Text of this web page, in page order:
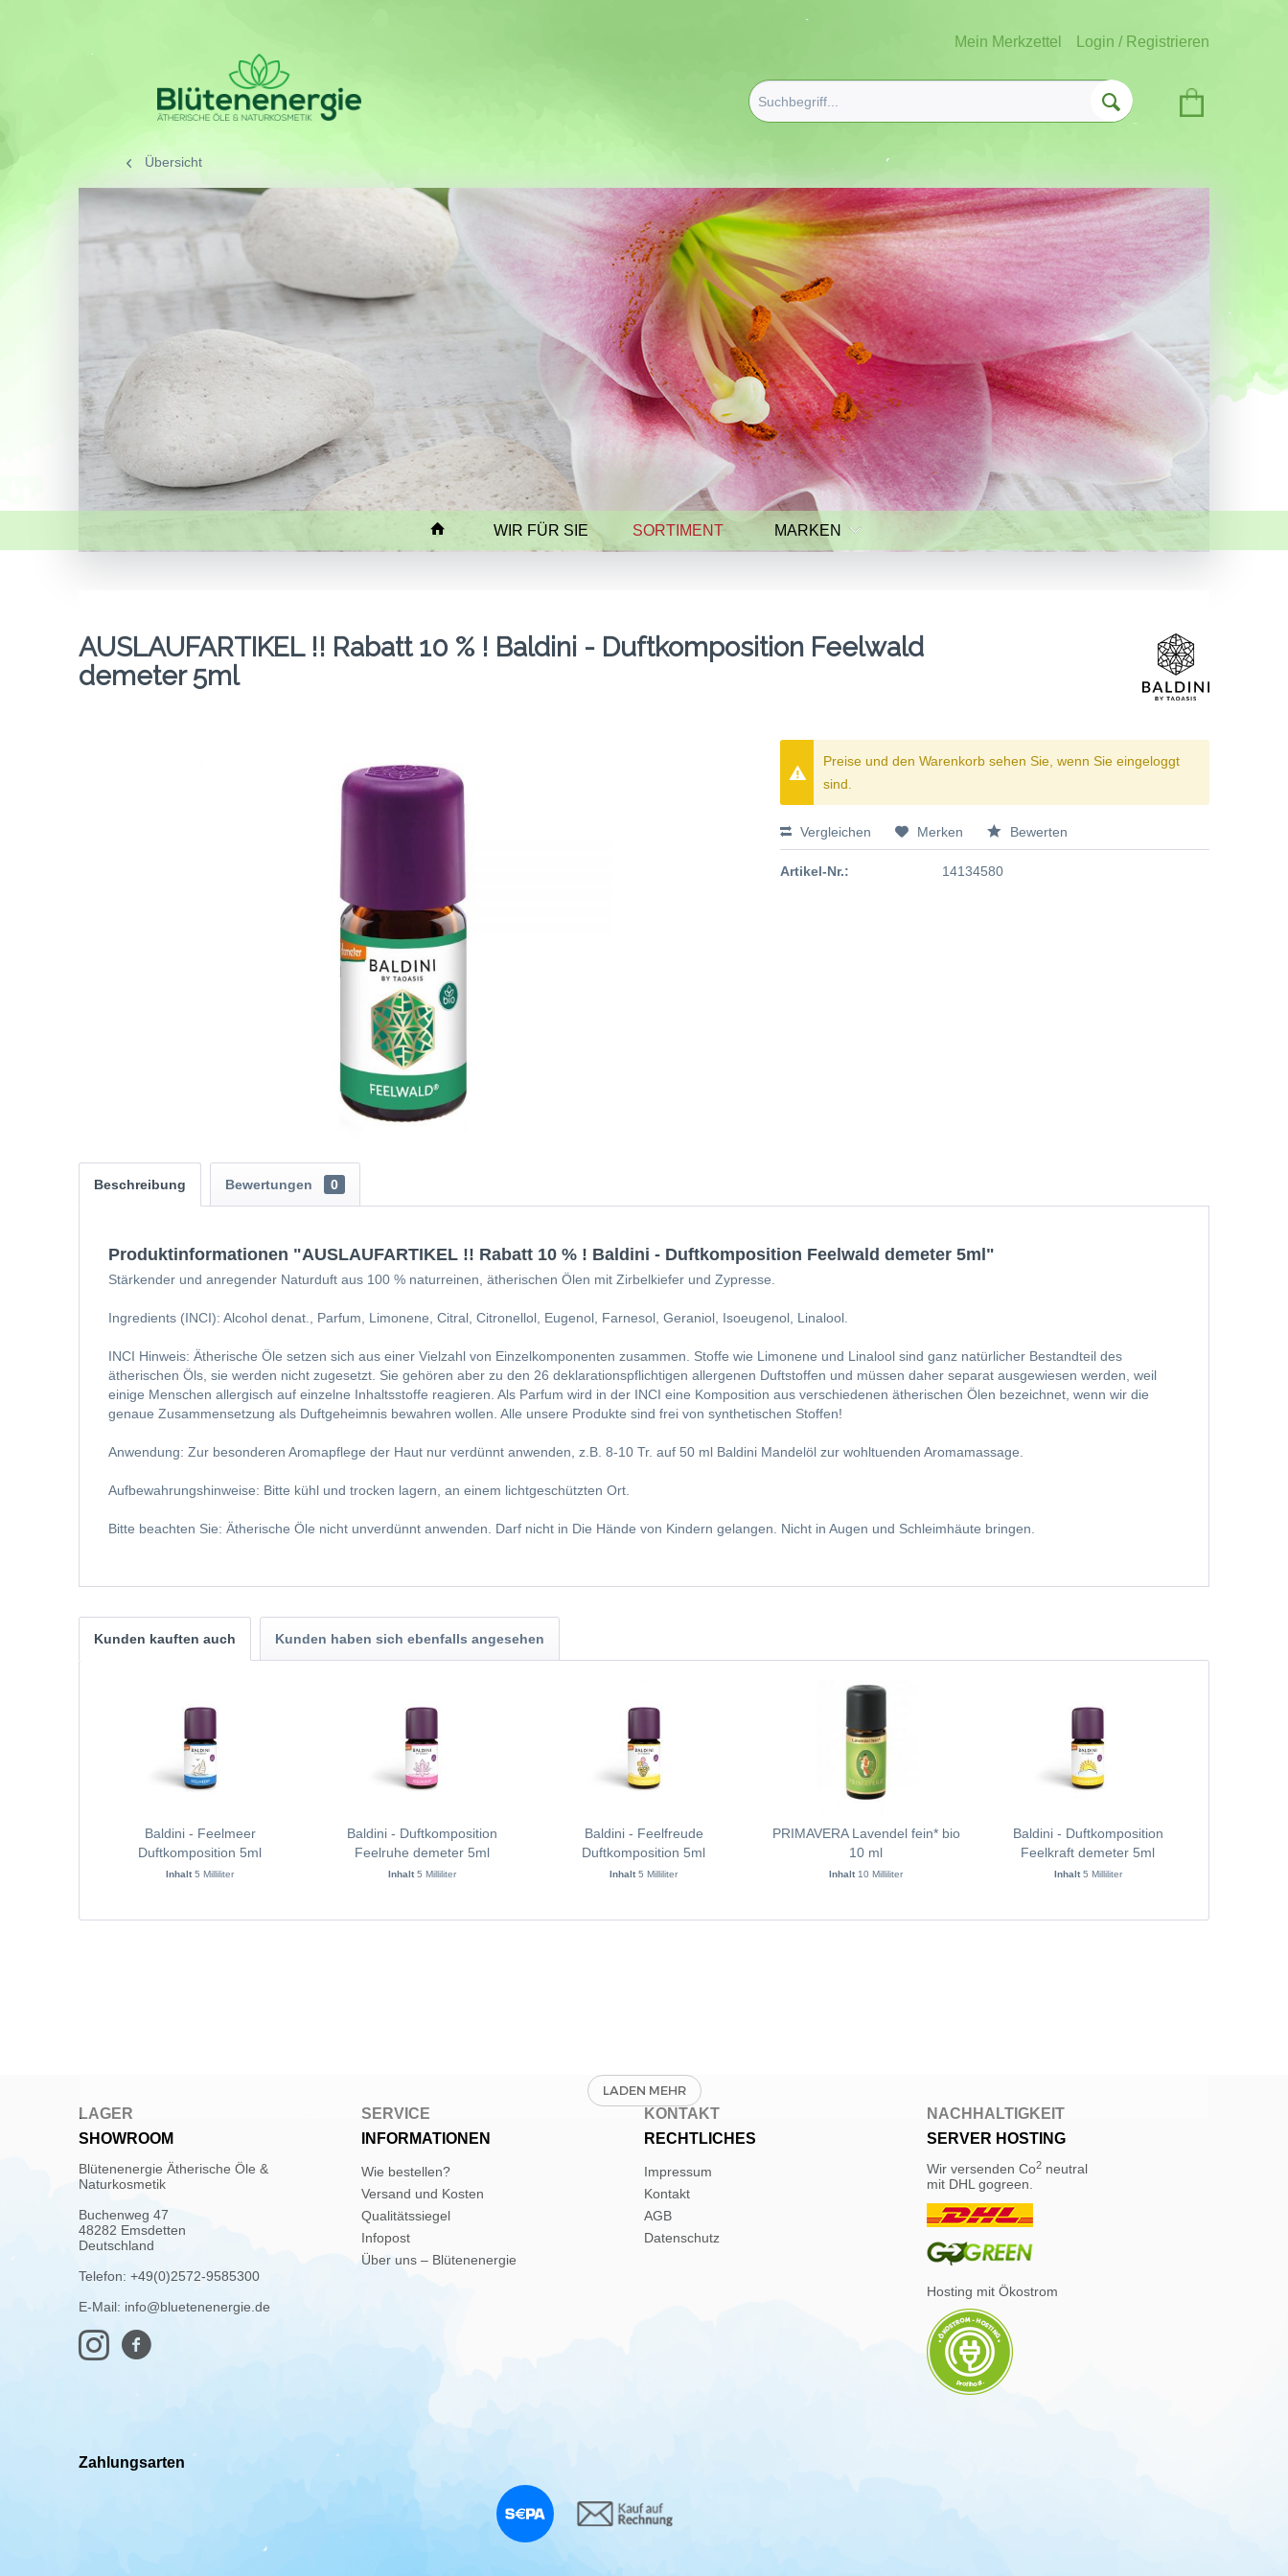
Mein Merkzettel Login / Registrieren
WIR FÜR SIE SORTIMENT MARKEN
Übersicht
AUSLAUFARTIKEL !! Rabatt 10 % ! Baldini - Duftkomposition Feelwald
demeter 5ml
Preise und den Warenkorb sehen Sie, wenn Sie eingeloggt
sind.
Vergleichen Merken Bewerten
Artikel-Nr.: 14134580
Beschreibung Bewertungen 0
Produktinformationen "AUSLAUFARTIKEL !! Rabatt 10 % ! Baldini - Duftkomposition Feelwald demeter 5ml"
Stärkender und anregender Naturduft aus 100 % naturreinen, ätherischen Ölen mit Zirbelkiefer und Zypresse.
Ingredients (INCI): Alcohol denat., Parfum, Limonene, Citral, Citronellol, Eugenol, Farnesol, Geraniol, Isoeugenol, Linalool.
INCI Hinweis: Ätherische Öle setzen sich aus einer Vielzahl von Einzelkomponenten zusammen. Stoffe wie Limonene und Linalool sind ganz natürlicher Bestandteil des
ätherischen Öls, sie werden nicht zugesetzt. Sie gehören aber zu den 26 deklarationspflichtigen allergenen Duftstoffen und müssen daher separat ausgewiesen werden, weil
einige Menschen allergisch auf einzelne Inhaltsstoffe reagieren. Als Parfum wird in der INCI eine Komposition aus verschiedenen ätherischen Ölen bezeichnet, wenn wir die
genaue Zusammensetzung als Duftgeheimnis bewahren wollen. Alle unsere Produkte sind frei von synthetischen Stoffen!
Anwendung: Zur besonderen Aromapflege der Haut nur verdünnt anwenden, z.B. 8-10 Tr. auf 50 ml Baldini Mandelöl zur wohltuenden Aromamassage.
Aufbewahrungshinweise: Bitte kühl und trocken lagern, an einem lichtgeschützten Ort.
Bitte beachten Sie: Ätherische Öle nicht unverdünnt anwenden. Darf nicht in Die Hände von Kindern gelangen. Nicht in Augen und Schleimhäute bringen.
Kunden kauften auch Kunden haben sich ebenfalls angesehen
Baldini - Feelmeer
Duftkomposition 5ml
Inhalt5 Milliliter
Baldini - Duftkomposition
Feelruhe demeter 5ml
Inhalt 5 Milliliter
Baldini - Feelfreude
Duftkomposition 5ml
Inhalt5 Milliliter
PRIMAVERA Lavendel fein* bio
10 ml
Inhalt 10 Milliliter
Baldini - Duftkomposition
Feelkraft demeter 5ml
Inhalt 5 Milliliter
LAGER
SHOWROOM
Blütenenergie Ätherische Öle &
Naturkosmetik
Buchenweg 47
48282 Emsdetten
Deutschland
Telefon: +49(0)2572-9585300
E-Mail: info@bluetenenergie.de
SERVICE
INFORMATIONEN
Wie bestellen?
Versand und Kosten
Qualitätssiegel
Infopost
Über uns – Blütenenergie
KONTAKT
RECHTLICHES
Impressum
Kontakt
AGB
Datenschutz
NACHHALTIGKEIT
SERVER HOSTING
Wir versenden Co2 neutral
mit DHL gogreen.
Hosting mit Ökostrom
Zahlungsarten